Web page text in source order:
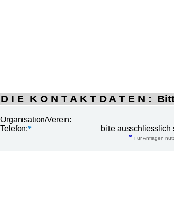
D I E K O N T A K T D A T E N :
Organisation/Verein:
Telefon:*
bitte ausschliesslich
* Für Anfragen